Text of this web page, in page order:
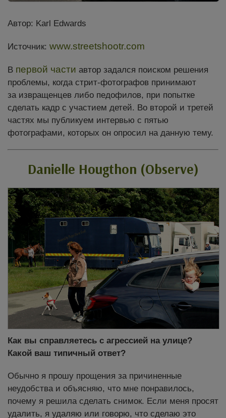
Автор: Karl Edwards
Источник: www.streetshootr.com
В первой части автор задался поиском решения
проблемы, когда стрит-фотографов принимают
за извращенцев либо педофилов, при попытке
сделать кадр с участием детей. Во второй и третей
частях мы публикуем интервью с пятью
фотографами, которых он опросил на данную тему.
Danielle Hougthon (Observe)
Как вы справляетесь с агрессией на улице?
Какой ваш типичный ответ?
Обычно я прошу прощения за причиненные
неудобства и объясняю, что мне понравилось,
почему я решила сделать снимок. Если меня просят
удалить, я удаляю или говорю, что сделаю это